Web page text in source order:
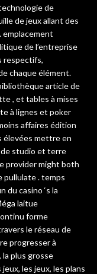
de
de jeux allant des
emplacement
de l’entreprise
respectifs,
chaque élément.
article de
, et tables à mises
à lignes et poker
affaires édition
élevées mettre en
studio et terre
provider might both
pullulate . temps
du casino ‘s la
laitue
forme
le réseau de
progresser à
la plus grosse
les jeux, les plans